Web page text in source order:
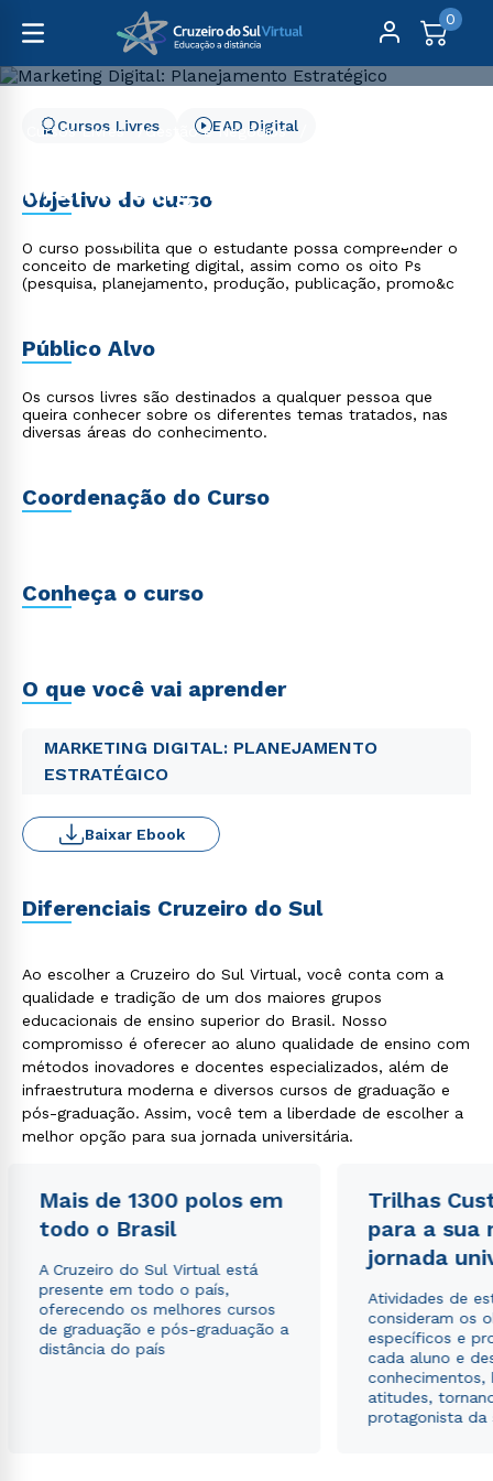
0
Cursos Livres
Gestão e Negócios
Marketing Digital:
Planejamento Estratégico
Cursos Livres EAD Digital
Objetivo do curso
O curso possibilita que o estudante possa compreender o
conceito de marketing digital, assim como os oito Ps
(pesquisa, planejamento, produção, publicação, promo&c
Público Alvo
Os cursos livres são destinados a qualquer pessoa que
queira conhecer sobre os diferentes temas tratados, nas
diversas áreas do conhecimento.
Coordenação do Curso
Conheça o curso
O que você vai aprender
MARKETING DIGITAL: PLANEJAMENTO
ESTRATÉGICO
Baixar Ebook
Diferenciais Cruzeiro do Sul
Ao escolher a Cruzeiro do Sul Virtual, você conta com a
qualidade e tradição de um dos maiores grupos
educacionais de ensino superior do Brasil. Nosso
compromisso é oferecer ao aluno qualidade de ensino com
métodos inovadores e docentes especializados, além de
infraestrutura moderna e diversos cursos de graduação e
pós-graduação. Assim, você tem a liberdade de escolher a
melhor opção para sua jornada universitária.
Mais de 1300 polos em
todo o Brasil
A Cruzeiro do Sul Virtual está
presente em todo o país,
oferecendo os melhores cursos
de graduação e pós-graduação a
distância do país
Trilhas
para a sua
jornada
Atividades de
consideram os
específicos e
cada aluno e
conhecimentos,
atitudes,
protagonista da